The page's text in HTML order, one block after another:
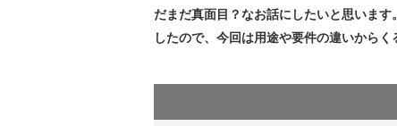
だまだ真面目？なお話にしたいと思いま
したので、今回は用途や要件の違いから